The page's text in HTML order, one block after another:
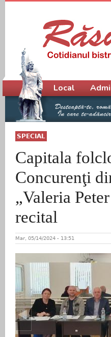
SPECIAL
Capitala
Concurenţi
„Valeria
recital
Mar, 05/14/2024 - 13:51
Meniu principal
Local